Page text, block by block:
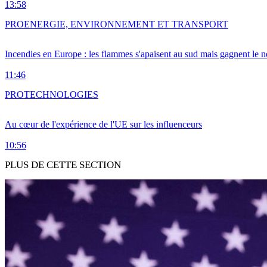
13:58
Incendies en Europe : les flammes s'apaisent au sud mais gagnent le
11:46
PROENERGIE, ENVIRONNEMENT ET TRANSPORT
Au cœur de l'expérience de l'UE sur les influenceurs
10:56
PROTECHNOLOGIES
PLUS DE CETTE SECTION